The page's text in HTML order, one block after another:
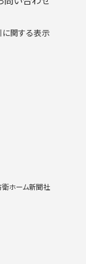
関する表示
ホーム新聞社